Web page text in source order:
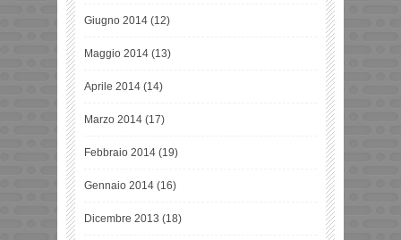
Giugno 2014 (12)
Maggio 2014 (13)
Aprile 2014 (14)
Marzo 2014 (17)
Febbraio 2014 (19)
Gennaio 2014 (16)
Dicembre 2013 (18)